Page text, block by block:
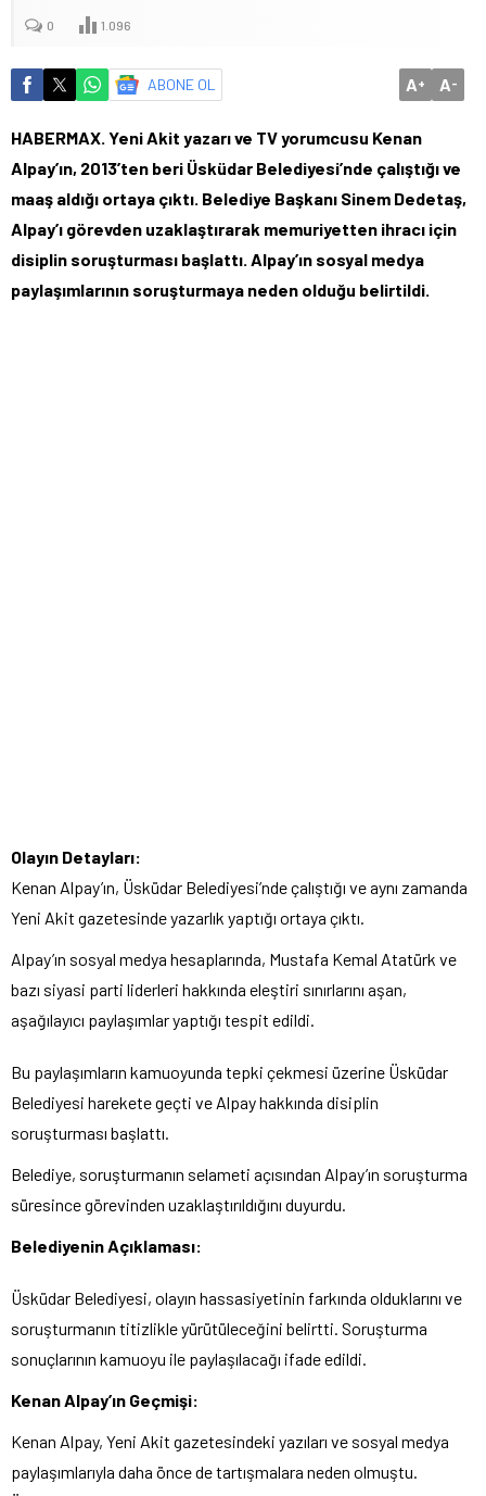
0 1.096
ABONE OL A+ A-
HABERMAX. Yeni Akit yazarı ve TV yorumcusu Kenan
Alpay’ın, 2013’ten beri Üsküdar Belediyesi’nde çalıştığı ve
maaş aldığı ortaya çıktı. Belediye Başkanı Sinem Dedetaş,
Alpay’ı görevden uzaklaştırarak memuriyetten ihracı için
disiplin soruşturması başlattı. Alpay’ın sosyal medya
paylaşımlarının soruşturmaya neden olduğu belirtildi.
Olayın Detayları:
Kenan Alpay’ın, Üsküdar Belediyesi’nde çalıştığı ve aynı zamanda
Yeni Akit gazetesinde yazarlık yaptığı ortaya çıktı.
Alpay’ın sosyal medya hesaplarında, Mustafa Kemal Atatürk ve
bazı siyasi parti liderleri hakkında eleştiri sınırlarını aşan,
aşağılayıcı paylaşımlar yaptığı tespit edildi.
Bu paylaşımların kamuoyunda tepki çekmesi üzerine Üsküdar
Belediyesi harekete geçti ve Alpay hakkında disiplin
soruşturması başlattı.
Belediye, soruşturmanın selameti açısından Alpay’ın soruşturma
süresince görevinden uzaklaştırıldığını duyurdu.
Belediyenin Açıklaması:
Üsküdar Belediyesi, olayın hassasiyetinin farkında olduklarını ve
soruşturmanın titizlikle yürütüleceğini belirtti. Soruşturma
sonuçlarının kamuoyu ile paylaşılacağı ifade edildi.
Kenan Alpay’ın Geçmişi:
Kenan Alpay, Yeni Akit gazetesindeki yazıları ve sosyal medya
paylaşımlarıyla daha önce de tartışmalara neden olmuştu.